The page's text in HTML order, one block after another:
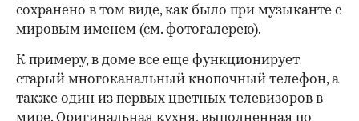
сохранено в том виде, как было при музыканте с
мировым именем (см. фотогалерею).
К примеру, в доме все еще функционирует
старый многоканальный кнопочный телефон, а
также один из первых цветных телевизоров в